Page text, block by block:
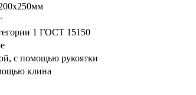
1 ГОСТ 15150
с помощью рукоятки
клина